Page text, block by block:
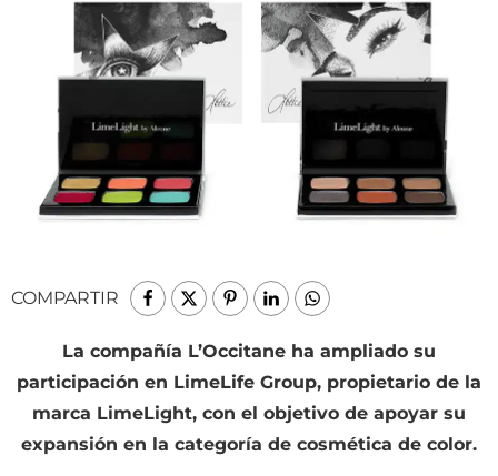
COMPARTIR
La compañía L’Occitane ha ampliado su
participación en LimeLife Group, propietario de la
marca LimeLight, con el objetivo de apoyar su
expansión en la categoría de cosmética de color.